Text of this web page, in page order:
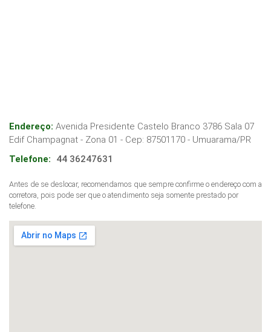
Endereço: Avenida Presidente Castelo Branco 3786 Sala 07
Edif Champagnat - Zona 01 - Cep: 87501170 - Umuarama/PR
Telefone:
44 36247631
Antes de se deslocar, recomendamos que sempre confirme o endereço com a
corretora, pois pode ser que o atendimento seja somente prestado por
telefone.